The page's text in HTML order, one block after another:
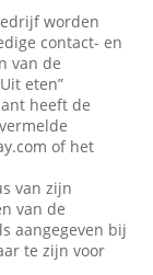
worden
contact- en
van de
eten”
heeft de
of het
van zijn
van de
aangegeven bij
te zijn voor